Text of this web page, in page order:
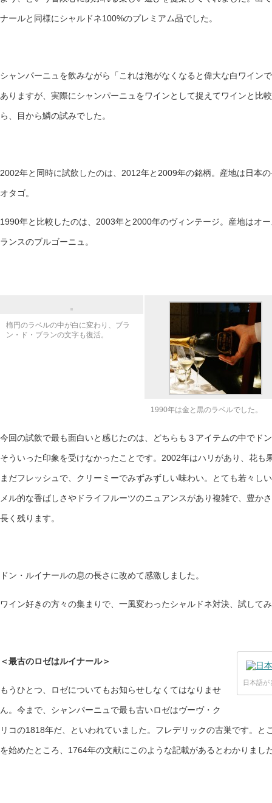
ナールと同様にシャルドネ100%のプレミアム品でした。
シャンパーニュを飲みながら「これは泡がなくなると偉大な白ワイン
ありますが、実際にシャンパーニュをワインとして捉えてワインと比
ら、目から鱗の試みでした。
2002年と同時に試飲したのは、2012年と2009年の銘柄。産地は日本
オタゴ。
1990年と比較したのは、2003年と2000年のヴィンテージ。産地はオ
ランスのブルゴーニュ。
楕円のラベルの中が白に変わり、ブラ
ン・ド・ブランの文字も復活。
1990年は金と黒のラベルでした。
今回の試飲で最も面白いと感じたのは、どちらも３アイテムの中でド
そういった印象を受けなかったことです。2002年はハリがあり、花も
まだフレッシュで、クリーミーでみずみずしい味わい。とても若々し
メル的な香ばしさやドライフルーツのニュアンスがあり複雑で、豊か
長く残ります。
ドン・ルイナールの息の長さに改めて感激しました。
ワイン好きの方々の集まりで、一風変わったシャルドネ対決、試して
日本語が
＜最古のロゼはルイナール＞
もうひとつ、ロゼについてもお知らせしなくてはなりませ
ん。今まで、シャンパーニュで最も古いロゼはヴーヴ・ク
リコの1818年だ、といわれていました。フレデリックの古巣です。
を始めたところ、1764年の文献にこのような記載があるとわかりまし